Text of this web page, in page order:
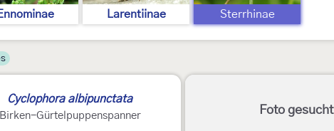
Larentiinae Sterrhinae
Cyclophora albipunctata
Birken-Gürtelpuppenspanner Foto gesucht